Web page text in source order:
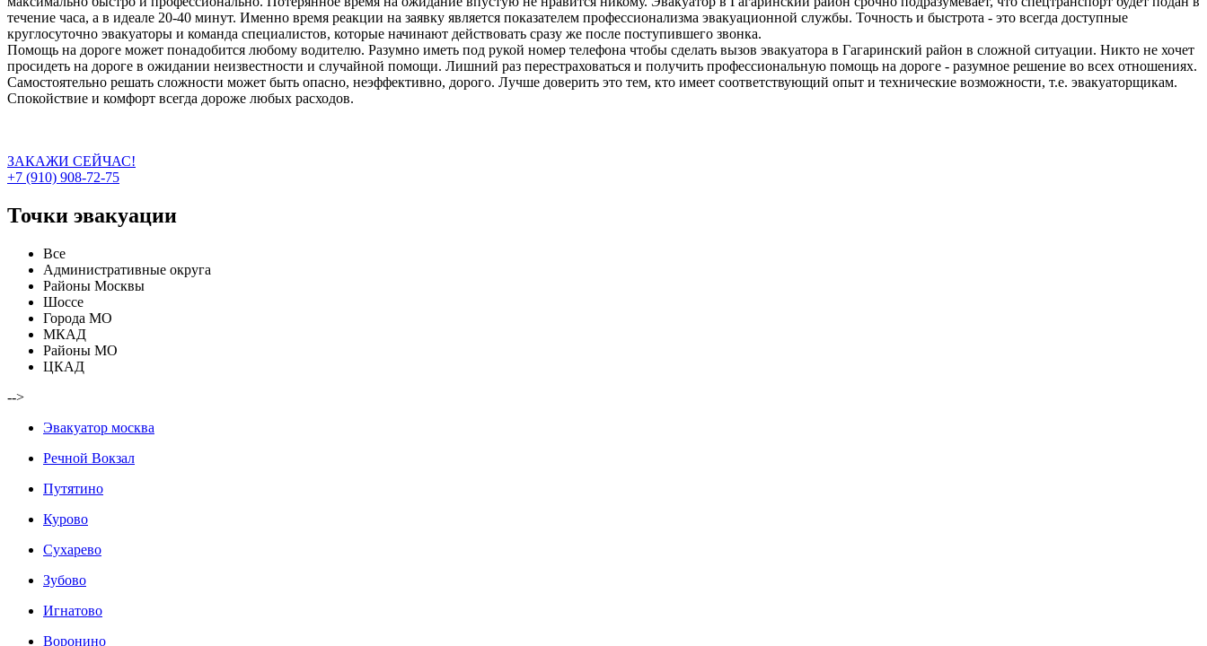
течение часа, а в идеале 20-40 минут. Именно время реакции на заявку является показателем профессионализма эвакуационной службы. Точность и быстрота - это всегда доступные
круглосуточно эвакуаторы и команда специалистов, которые начинают действовать сразу же после поступившего звонка.
Помощь на дороге может понадобится любому водителю. Разумно иметь под рукой номер телефона чтобы сделать вызов эвакуатора в Гагаринский район в сложной ситуации. Никто не хочет
просидеть на дороге в ожидании неизвестности и случайной помощи. Лишний раз перестраховаться и получить профессиональную помощь на дороге - разумное решение во всех отношениях.
Самостоятельно решать сложности может быть опасно, неэффективно, дорого. Лучше доверить это тем, кто имеет соответствующий опыт и технические возможности, т.е. эвакуаторщикам.
Спокойствие и комфорт всегда дороже любых расходов.
ЗАКАЖИ СЕЙЧАС!
+7 (910) 908-72-75
Точки эвакуации
Все
Административные округа
Районы Москвы
Шоссе
Города МО
МКАД
Районы МО
ЦКАД
-->
Эвакуатор москва
Речной Вокзал
Путятино
Курово
Сухарево
Зубово
Игнатово
Воронино